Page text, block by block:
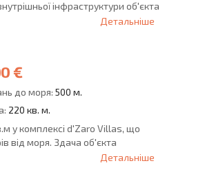
інфраструктури об'єкта
Детальніше
€
до моря: 500 м.
220 кв. м.
у комплексі d'Zaro Villas, що
від моря. Здача об'єкта
Детальніше